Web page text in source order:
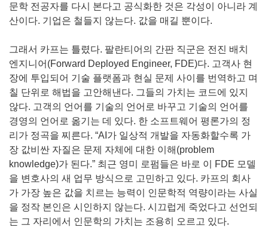
문학 전공자를 다시 본다고 공식화한 것은 각성이 아니라 계
산이다. 기업은 철들지 않는다. 값을 매길 뿐이다.
그래서 카프는 틀렸다. 팔란티어의 간판 직군은 전진 배치
엔지니어(Forward Deployed Engineer, FDE)다. 고객사 현
장에 투입되어 기술 플랫폼과 현실 문제 사이를 번역하고 며
칠 단위로 해법을 고안해낸다. 그들의 가치는 코드에 있지
않다. 고객의 언어를 기술의 언어로 바꾸고 기술의 언어를
경영의 언어로 옮기는 데 있다. 한 소프트웨어 평론가의 정
리가 정곡을 찌른다. “AI가 일상적 개발을 자동화할수록 가
장 값비싼 자질은 문제 자체에 대한 이해(problem
knowledge)가 된다.” 최근 영미 로펌들은 바로 이 FDE 모델
을 변호사의 새 업무 방식으로 고민하고 있다. 카프의 회사
가 가장 높은 값을 치르는 능력이 인문학적 역량이라는 사실
을 정작 본인은 시인하지 않는다. 시끄럽게 죽었다고 선언되
는 그 자리에서 인문학의 가치는 조용히 오르고 있다.